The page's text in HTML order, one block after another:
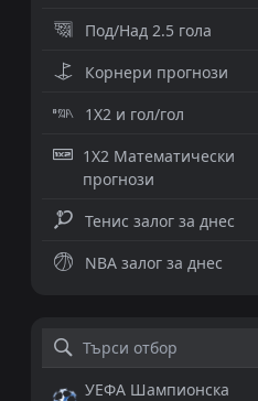
Под/Над 2.5 гола
Корнери прогнози
1X2 и гол/гол
1X2 Математически
прогнози
Тенис залог за днес
NBA залог за днес
УЕФА Шампионска